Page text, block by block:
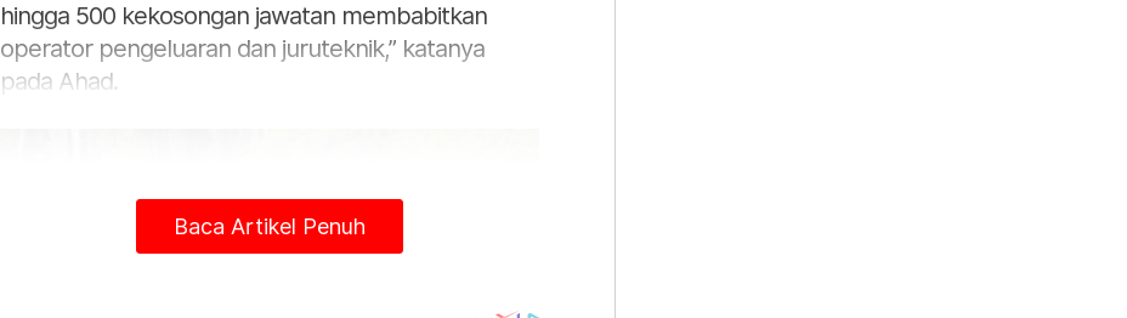
hingga 500 kekosongan jawatan membabitkan
operator pengeluaran dan juruteknik,” katanya
pada Ahad.
Baca Artikel Penuh